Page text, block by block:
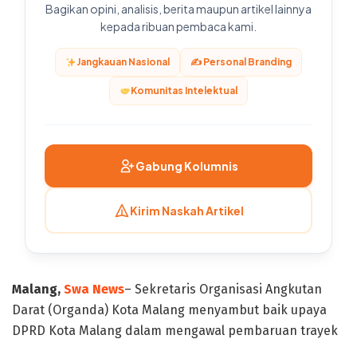
Bagikan opini, analisis, berita maupun artikel lainnya
kepada ribuan pembaca kami.
Jangkauan Nasional ✍️ Personal Branding
Komunitas Intelektual
Gabung Kolumnis
Kirim Naskah Artikel
Malang, Swa News– Sekretaris Organisasi Angkutan
Darat (Organda) Kota Malang menyambut baik upaya
DPRD Kota Malang dalam mengawal pembaruan trayek